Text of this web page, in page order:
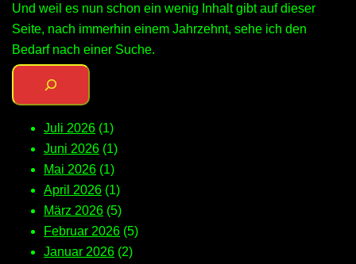
Und weil es nun schon ein wenig Inhalt gibt auf dieser
Seite, nach immerhin einem Jahrzehnt, sehe ich den
Bedarf nach einer Suche.
Juli 2026 (1)
Juni 2026 (1)
Mai 2026 (1)
April 2026 (1)
März 2026 (5)
Februar 2026 (5)
Januar 2026 (2)